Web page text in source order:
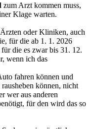
zum Arzt kommen muss,
Klage warten.
oder Kliniken, auch
für die ab 1. 1. 2026
die es zwar bis 31. 12.
wenn ich das
fahren können und
können, nicht
wer aus anderen
für den wird das so